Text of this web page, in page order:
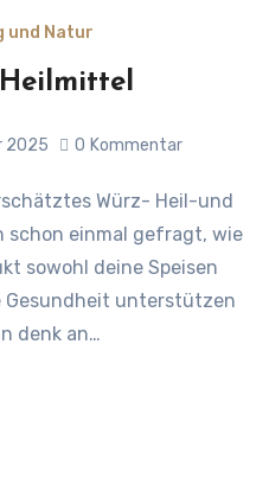
und Natur
2025 0 Kommentar
schon einmal gefragt, wie
sowohl deine Speisen
Gesundheit unterstützen
denk an…